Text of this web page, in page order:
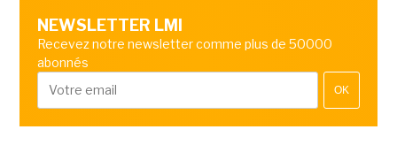
NEWSLETTER LMI
Recevez notre newsletter comme plus de 50000
abonnés
OK